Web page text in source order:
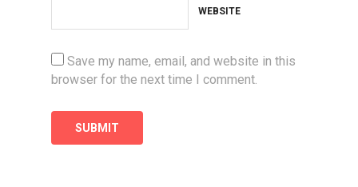
WEBSITE
Save my name, email, and website in this
browser for the next time I comment.